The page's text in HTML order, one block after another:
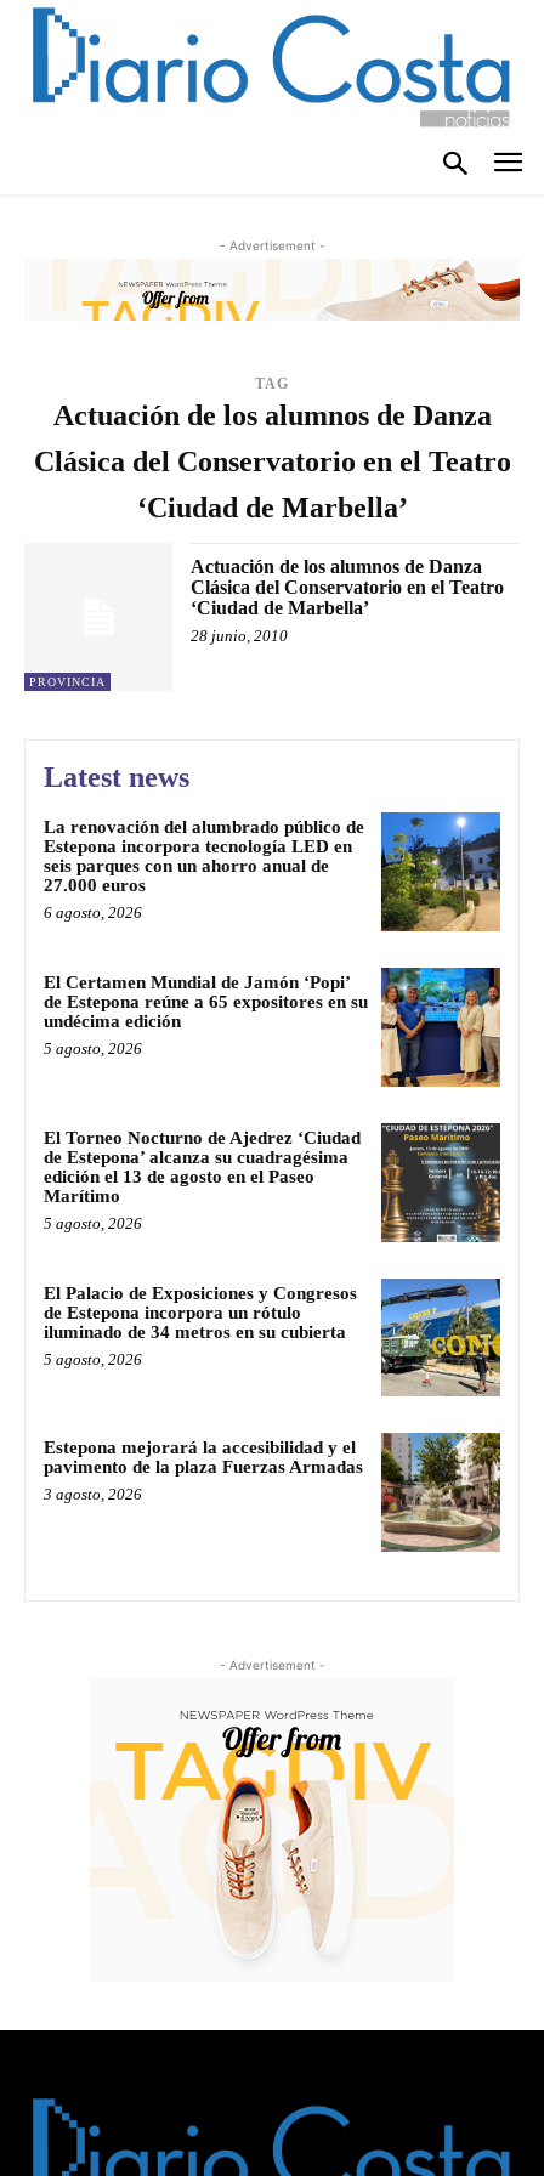
- Advertisement -
TAG
Actuación de los alumnos de Danza
Clásica del Conservatorio en el Teatro
‘Ciudad de Marbella’
PROVINCIA
Actuación de los alumnos de Danza
Clásica del Conservatorio en el Teatro
‘Ciudad de Marbella’
28 junio, 2010
Latest news
La renovación del alumbrado público de
Estepona incorpora tecnología LED en
seis parques con un ahorro anual de
27.000 euros
6 agosto, 2026
El Certamen Mundial de Jamón ‘Popi’
de Estepona reúne a 65 expositores en su
undécima edición
5 agosto, 2026
El Torneo Nocturno de Ajedrez ‘Ciudad
de Estepona’ alcanza su cuadragésima
edición el 13 de agosto en el Paseo
Marítimo
5 agosto, 2026
El Palacio de Exposiciones y Congresos
de Estepona incorpora un rótulo
iluminado de 34 metros en su cubierta
5 agosto, 2026
Estepona mejorará la accesibilidad y el
pavimento de la plaza Fuerzas Armadas
3 agosto, 2026
- Advertisement -